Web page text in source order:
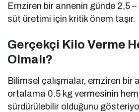
Emziren bir annenin günde 2,5
süt üretimi için kritik önem taşır.
Gerçekçi Kilo Verme
Olmalı?
Bilimsel çalışmalar, emziren bir
ortalama 0.5 kg vermesinin hem
sürdürülebilir olduğunu